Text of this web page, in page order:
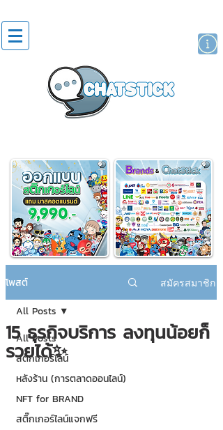
โพสต์ สมัครสมาชิก
All Posts
สติกเกอร์ไลน์
หลังร้าน (การตลาดออนไลน์)
NFT for BRAND
สติ๊กเกอร์ไลน์แจกฟรี
All Posts
15 ธุรกิจบริการ ลงทุนน้อยก็
รวยได้✨